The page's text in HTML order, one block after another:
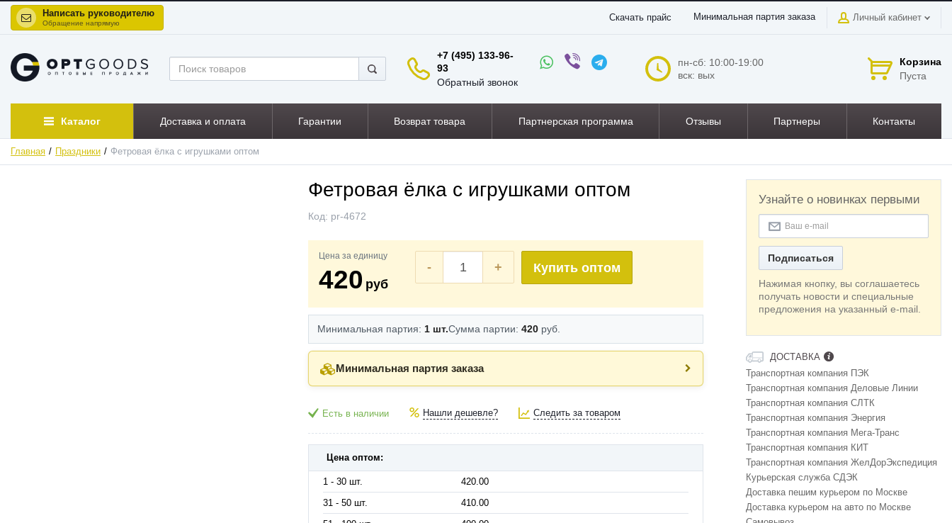
Написать руководителю
Обращение напрямую
Скачать прайс Минимальная партия заказа Личный кабинет
+7 (495) 133-96-
93
Обратный звонок
пн-сб: 10:00-19:00
вск: вых
Корзина
Пуста
Каталог Доставка и оплата Гарантии Возврат товара Партнерская программа Отзывы Партнеры Контакты
Главная Праздники Фетровая ёлка с игрушками оптом
Фетровая ёлка с игрушками оптом
Код: pr-4672
Цена за единицу
420 руб
- + Купить оптом
Минимальная партия: 1 шт.Сумма партии: 420 руб.
Минимальная партия заказа
Есть в наличии Нашли дешевле? Следить за товаром
Цена оптом:
1 - 30 шт.
420.00
31 - 50 шт.
410.00
Узнайте о новинках первыми
Подписаться
Нажимая кнопку, вы соглашаетесь
получать новости и специальные
предложения на указанный e-mail.
ДОСТАВКА
Транспортная компания ПЭК
Транспортная компания Деловые Линии
Транспортная компания СЛТК
Транспортная компания Энергия
Транспортная компания Мега-Транс
Транспортная компания КИТ
Транспортная компания ЖелДорЭкспедиция
Курьерская служба СДЭК
Доставка пешим курьером по Москве
Доставка курьером на авто по Москве